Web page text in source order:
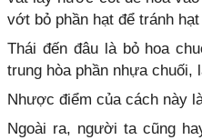
vớt bỏ phần hạt để tránh
Thái đến đâu là bỏ hoa
trung hòa phần nhựa chuối,
Nhược điểm của cách này
Ngoài ra, người ta cũng